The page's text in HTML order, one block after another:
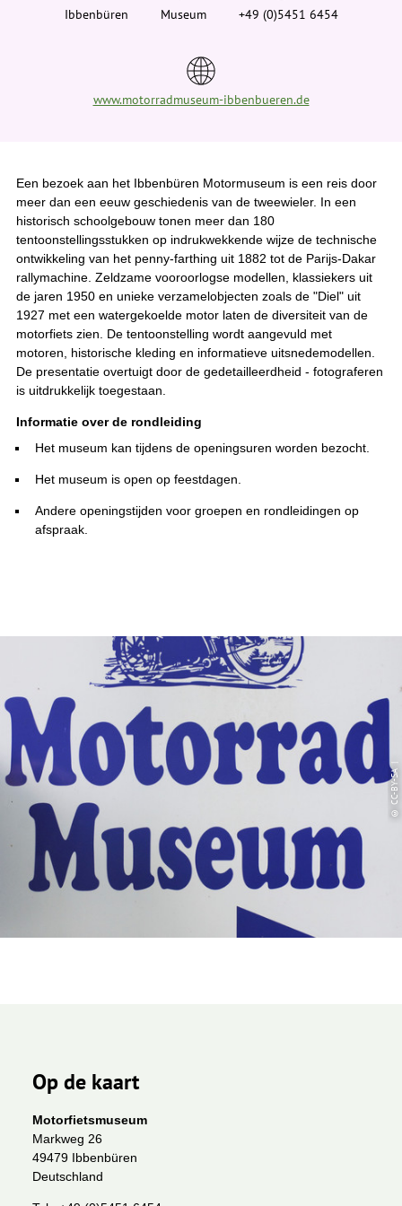
e
Ibbenbüren Museum +49 (0)5451 6454
www.motorradmuseum-ibbenbueren.de
Een bezoek aan het Ibbenbüren Motormuseum is een reis door
meer dan een eeuw geschiedenis van de tweewieler. In een
historisch schoolgebouw tonen meer dan 180
tentoonstellingsstukken op indrukwekkende wijze de technische
ontwikkeling van het penny-farthing uit 1882 tot de Parijs-Dakar
rallymachine. Zeldzame vooroorlogse modellen, klassiekers uit
de jaren 1950 en unieke verzamelobjecten zoals de "Diel" uit
1927 met een watergekoelde motor laten de diversiteit van de
motorfiets zien. De tentoonstelling wordt aangevuld met
motoren, historische kleding en informatieve uitsnedemodellen.
De presentatie overtuigt door de gedetailleerdheid - fotograferen
is uitdrukkelijk toegestaan.
Informatie over de rondleiding
Het museum kan tijdens de openingsuren worden bezocht.
Het museum is open op feestdagen.
Andere openingstijden voor groepen en rondleidingen op
afspraak.
© CC-BY-SA |
Op de kaart
Motorfietsmuseum
Markweg 26
49479 Ibbenbüren
Deutschland